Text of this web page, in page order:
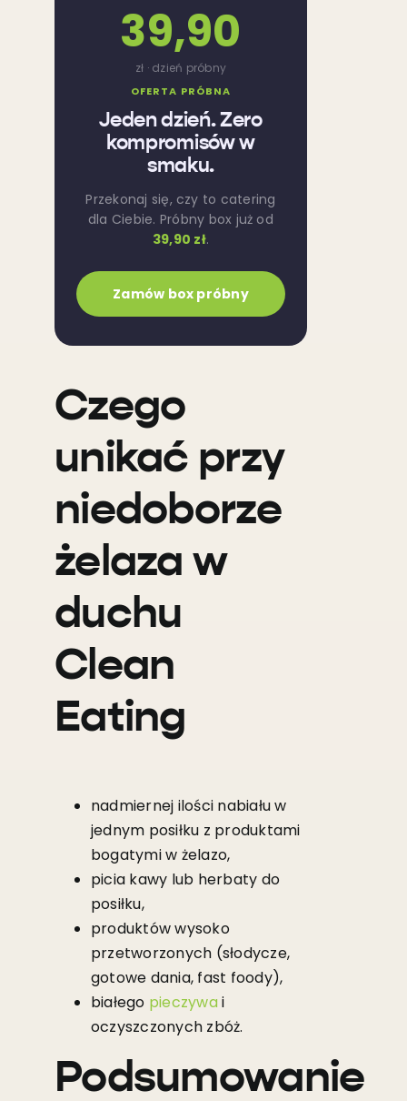
OFERTA PRÓBNA
Jeden dzień. Zero
kompromisów w
smaku.
Przekonaj się, czy to catering
dla Ciebie. Próbny box już od
39,90 zł.
Zamów box próbny
39,90
zł · dzień próbny
Czego
unikać przy
niedoborze
żelaza w
duchu
Clean
Eating
nadmiernej ilości nabiału w
jednym posiłku z produktami
bogatymi w żelazo,
picia kawy lub herbaty do
posiłku,
produktów wysoko
przetworzonych (słodycze,
gotowe dania, fast foody),
białego pieczywai
oczyszczonych zbóż.
Podsumowanie